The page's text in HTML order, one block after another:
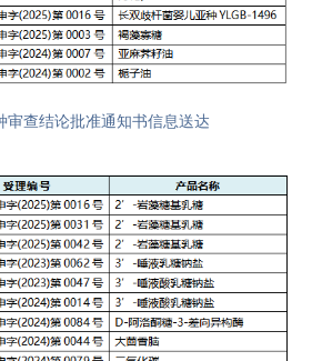
审查结论批准通知书信息送达